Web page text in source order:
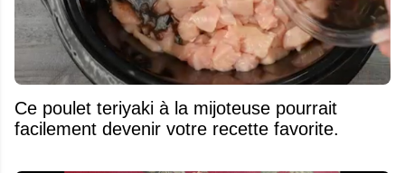
Ce poulet teriyaki à la mijoteuse pourrait
facilement devenir votre recette favorite.